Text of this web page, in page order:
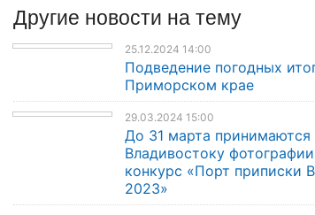
Другие новости на тему
25.12.2024 14:00
Подведение погодных
Приморском крае
29.03.2024 15:00
До 31 марта принимаются
Владивостоку
конкурс «Порт приписки
2023»